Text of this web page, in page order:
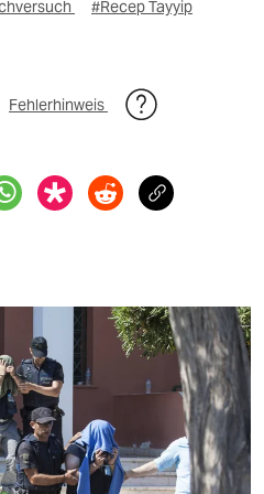
#Recep Tayyip
Fehlerhinweis